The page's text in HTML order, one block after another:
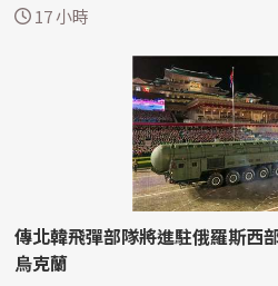
17 小時
傳北韓飛彈部隊將進駐俄羅斯西
烏克蘭